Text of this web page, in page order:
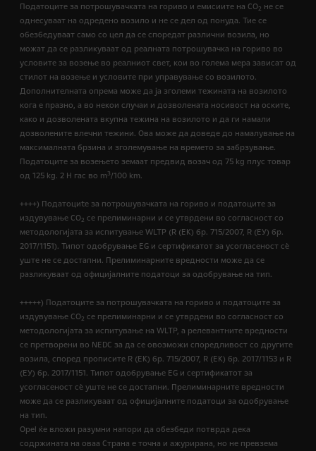
Податоците за потрошувачката на гориво и емисиите на CO2 не се
однесуваат на одредено возило и не се дел од понуда. Тие се
обезбедуваат само со цел да се споредат различни возила, но
можат да се разликуваат од реалната потрошувачка на гориво во
условите за возење во реалниот свет, кои во голема мера зависат од
стилот на возење и условите при управување со возилото.
Дополнителната опрема може да ја зголеми тежината на возилото
кога е празно, а во некои случаи и дозволената носивост на оските,
како и дозволената вкупна тежина на возилото и да ги намали
дозволените влечни тежини. Ова може да доведе до намалување на
максималната брзина и зголемување на времето за забрзување.
Податоците за возењето земаат предвид возач од 75 kg плус товар
од 125 kg. 2 H гас во m3/100 km.
++++) Податоциte за потрошувачката на гориво и податоците за
издувување CO2 се прелиминарни и се утврдени во согласност со
методологијата за испитување WLTP (R (EК) бр. 715/2007, R (ЕУ) бр.
2017/1151). Типот одобрување EG и сертификатот за усогласеност сѐ
уште не се достапни. Прелиминарните вредности може да се
разликуваат од официјалните податоци за одобрување на тип.
+++++) Податоците за потрошувачката на гориво и податоците за
издувување CO2 се прелиминарни и се утврдени во согласност со
методологијата за испитување на WLTP, а релевантните вредности
се претворени во NEDC за да се овозможи споредливост со другите
возила, според прописите R (EК) бр. 715/2007, R (ЕК) бр. 2017/1153 и R
(ЕУ) бр. 2017/1151. Типот одобрување EG и сертификатот за
усогласеност сѐ уште не се достапни. Прелиминарните вредности
може да се разликуваат од официјалните податоци за одобрување
на тип.
Opel ќе вложи разумни напори да обезбеди потврда дека
содржината на оваа Страна е точна и ажурирана, но не превзема